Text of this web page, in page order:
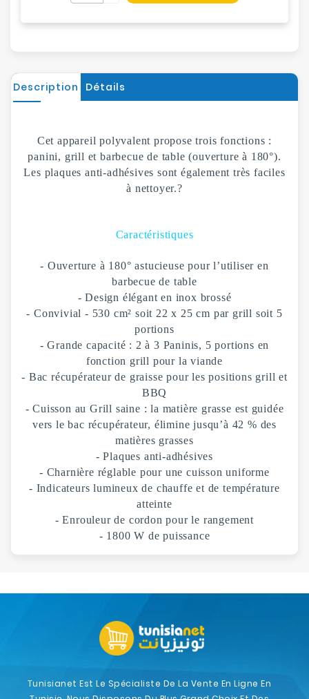
Description Détails
Cet appareil polyvalent propose trois fonctions :
panini, grill et barbecue de table (ouverture à 180°).
Les plaques anti-adhésives sont également très faciles
à nettoyer.?
Caractéristiques
- Ouverture à 180° astucieuse pour l’utiliser en
barbecue de table
- Design élégant en inox brossé
- Convivial - 530 cm² soit 22 x 25 cm par grill soit 5
portions
- Grande capacité : 2 à 3 Paninis, 5 portions en
fonction grill pour la viande
- Bac récupérateur de graisse pour les positions grill et
BBQ
- Cuisson au Grill saine : la matière grasse est guidée
vers le bac récupérateur, élimine jusqu’à 42 % des
matières grasses
- Plaques anti-adhésives
- Charnière réglable pour une cuisson uniforme
- Indicateurs lumineux de chauffe et de température
atteinte
- Enrouleur de cordon pour le rangement
- 1800 W de puissance
Tunisianet Est Le Spécialiste De La Vente En Ligne En